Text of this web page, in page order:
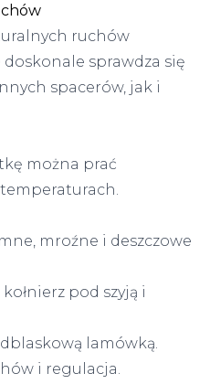
ruchów
doskonale sprawdza się
spacerów, jak i
można prać
mroźne i deszczowe
pod szyją i
lamówką.
i regulacja.